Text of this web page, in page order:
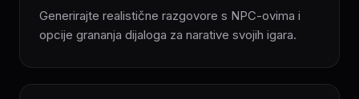
Generirajte realistične razgovore s NPC-ovima i
opcije grananja dijaloga za narative svojih igara.